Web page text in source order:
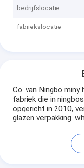
bedrijfslocatie
fabriekslocatie
Co. van Ningbo miny
fabriek die in
opgericht in 2010,
glazen verpakking